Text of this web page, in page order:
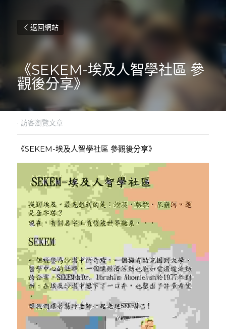
返回網站
《SEKEM-埃及人智學社區 參
觀後分享》
· 訪客瀏覽文章
《SEKEM-埃及人智學社區 參觀後分享》